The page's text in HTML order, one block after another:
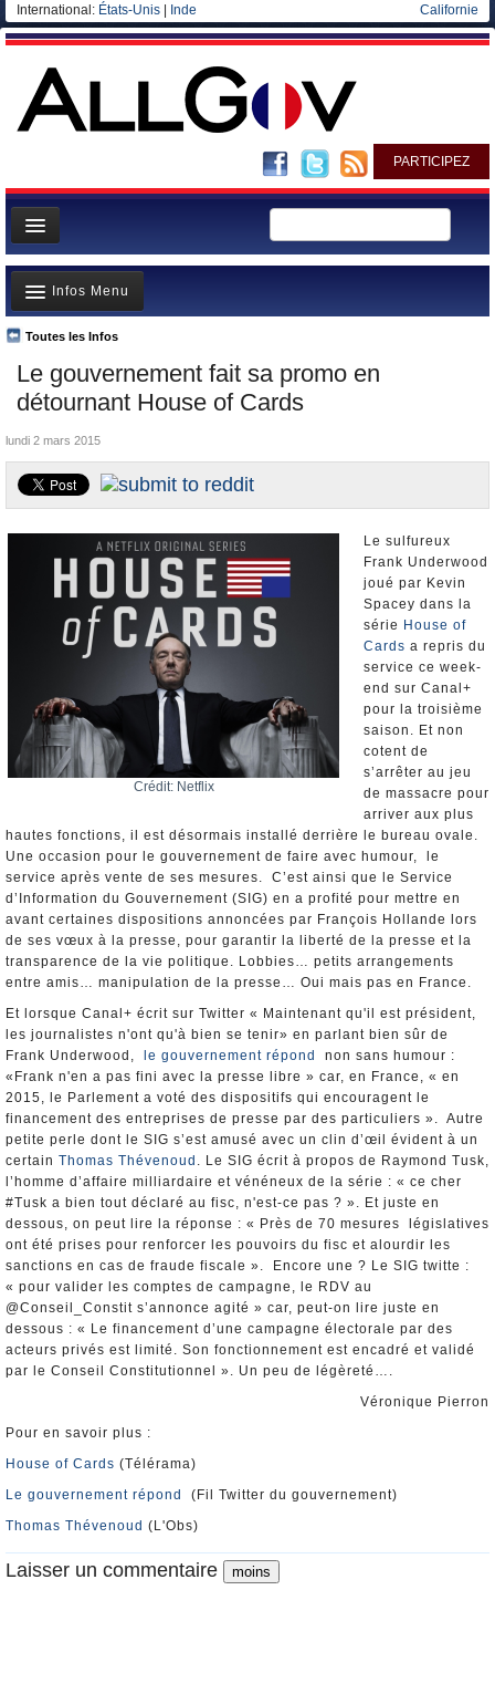
International: États-Unis Inde Californie
PARTICIPEZ
Page d'accueil
Infos
Gouvernement
Ministères/Directions
Blog
Elections européennes
Le gouvernement fait sa promo en
détournant House of Cards
Toutes les Infos
Infos Menu
A la Une
Polémiques
La France et le Monde
Nominations et Démissions
Elections européennes
Infos insolites
lundi 2 mars 2015
Crédit: Netflix
Le sulfureux
Frank Underwood
joué par Kevin
Spacey dans la
série House of
Cards a repris du
service ce week-
end sur Canal+
pour la troisième
saison. Et non
cotent de
s’arrêter au jeu
de massacre pour
arriver aux plus
hautes fonctions, il est désormais installé derrière le bureau ovale.
Une occasion pour le gouvernement de faire avec humour, le
service après vente de ses mesures. C’est ainsi que le Service
d’Information du Gouvernement (SIG) en a profité pour mettre en
avant certaines dispositions annoncées par François Hollande lors
de ses vœux à la presse, pour garantir la liberté de la presse et la
transparence de la vie politique. Lobbies… petits arrangements
entre amis… manipulation de la presse… Oui mais pas en France.
Et lorsque Canal+ écrit sur Twitter « Maintenant qu'il est président,
les journalistes n'ont qu'à bien se tenir» en parlant bien sûr de
Frank Underwood,
le gouvernement répond
non sans humour :
«Frank n'en a pas fini avec la presse libre » car, en France, « en
2015, le Parlement a voté des dispositifs qui encouragent le
financement des entreprises de presse par des particuliers ». Autre
petite perle dont le SIG s’est amusé avec un clin d’œil évident à un
certain Thomas Thévenoud . Le SIG écrit à propos de Raymond Tusk,
l’homme d’affaire milliardaire et vénéneux de la série : « ce cher
#Tusk a bien tout déclaré au fisc, n'est-ce pas ? ». Et juste en
dessous, on peut lire la réponse : « Près de 70 mesures législatives
ont été prises pour renforcer les pouvoirs du fisc et alourdir les
sanctions en cas de fraude fiscale ». Encore une ? Le SIG twitte :
« pour valider les comptes de campagne, le RDV au
@Conseil_Constit s’annonce agité » car, peut-on lire juste en
dessous : « Le financement d’une campagne électorale par des
acteurs privés est limité. Son fonctionnement est encadré et validé
par le Conseil Constitutionnel ». Un peu de légèreté….
Véronique Pierron
Pour en savoir plus :
House of Cards (Télérama)
Le gouvernement répond (Fil Twitter du gouvernement)
Thomas Thévenoud (L'Obs)
Laisser un commentaire